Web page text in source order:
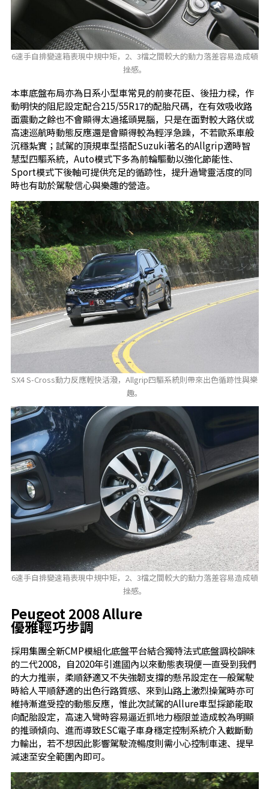
6速手自排變速箱表現中規中矩，2、3檔之間較大的動力落差容易造成頓
挫感。
本車底盤布局亦為日系小型車常見的前麥花臣、後扭力樑，作
動明快的阻尼設定配合215/55R17的配胎尺碼，在有效吸收路
面震動之餘也不會顯得太過搖頭晃腦，只是在面對較大路伏或
高速巡航時動態反應還是會顯得較為輕浮急躁，不若歐系車般
沉穩紮實；試駕的頂規車型搭配Suzuki著名的Allgrip適時智
慧型四驅系統，Auto模式下多為前輪驅動以強化節能性、
Sport模式下後軸可提供充足的循跡性，提升過彎靈活度的同
時也有助於駕駛信心與樂趣的營造。
SX4 S-Cross動力反應輕快活潑，Allgrip四驅系統則帶來出色循跡性與樂
趣。
6速手自排變速箱表現中規中矩，2、3檔之間較大的動力落差容易造成頓
挫感。
Peugeot 2008 Allure
優雅輕巧步調
採用集團全新CMP模組化底盤平台結合獨特法式底盤調校韻味
的二代2008，自2020年引進國內以來動態表現便一直受到我們
的大力推崇，柔順舒適又不失強韌支撐的懸吊設定在一般駕駛
時給人平順舒適的出色行路質感、來到山路上激烈操駕時亦可
維持漸進受控的動態反應，惟此次試駕的Allure車型採節能取
向配胎設定，高速入彎時容易逼近抓地力極限並造成較為明顯
的推頭傾向、進而導致ESC電子車身穩定控制系統介入截斷動
力輸出，若不想因此影響駕駛流暢度則需小心控制車速、提早
減速至安全範圍內即可。